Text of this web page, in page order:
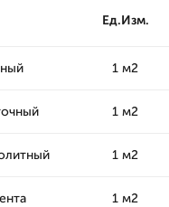
Ед.Изм.
1 м2
1 м2
1 м2
1 м2